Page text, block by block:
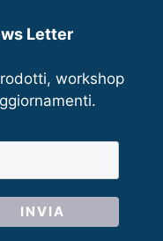
Letter
workshop